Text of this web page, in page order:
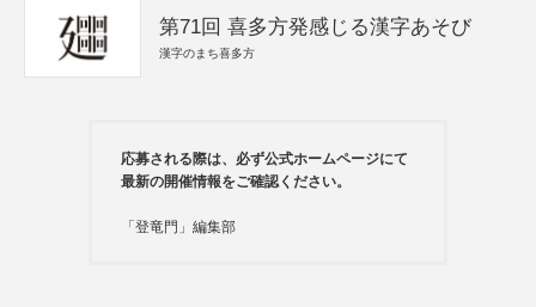
第71回 喜多方発感じる漢字あそび
漢字のまち喜多方
応募される際は、必ず公式ホームページにて
最新の開催情報をご確認ください。
「登竜門」編集部